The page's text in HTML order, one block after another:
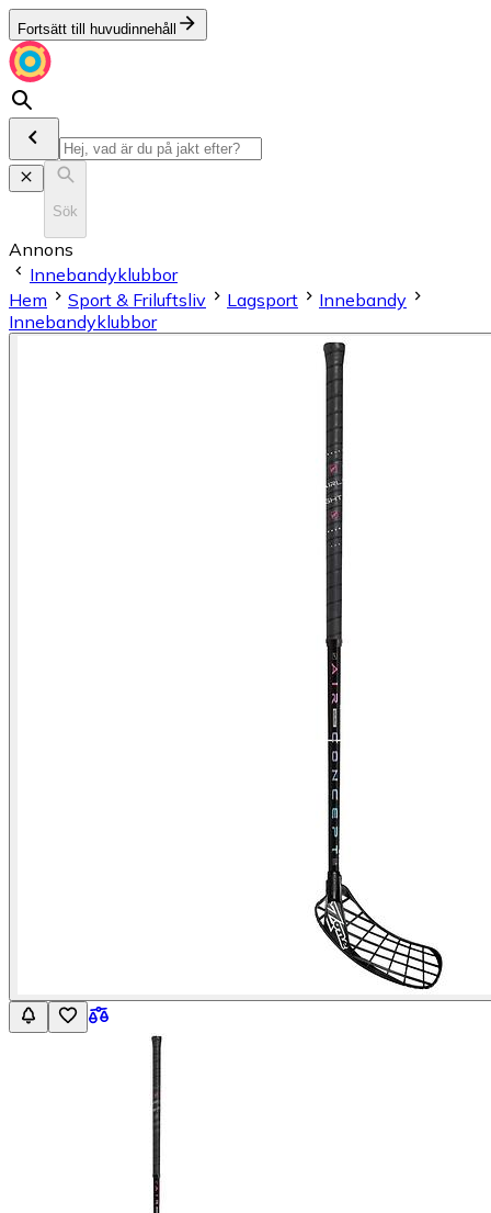
Fortsätt till huvudinnehåll
Sök
Annons
Innebandyklubbor
Hem
Sport & Friluftsliv Lagsport
Innebandy
Innebandyklubbor